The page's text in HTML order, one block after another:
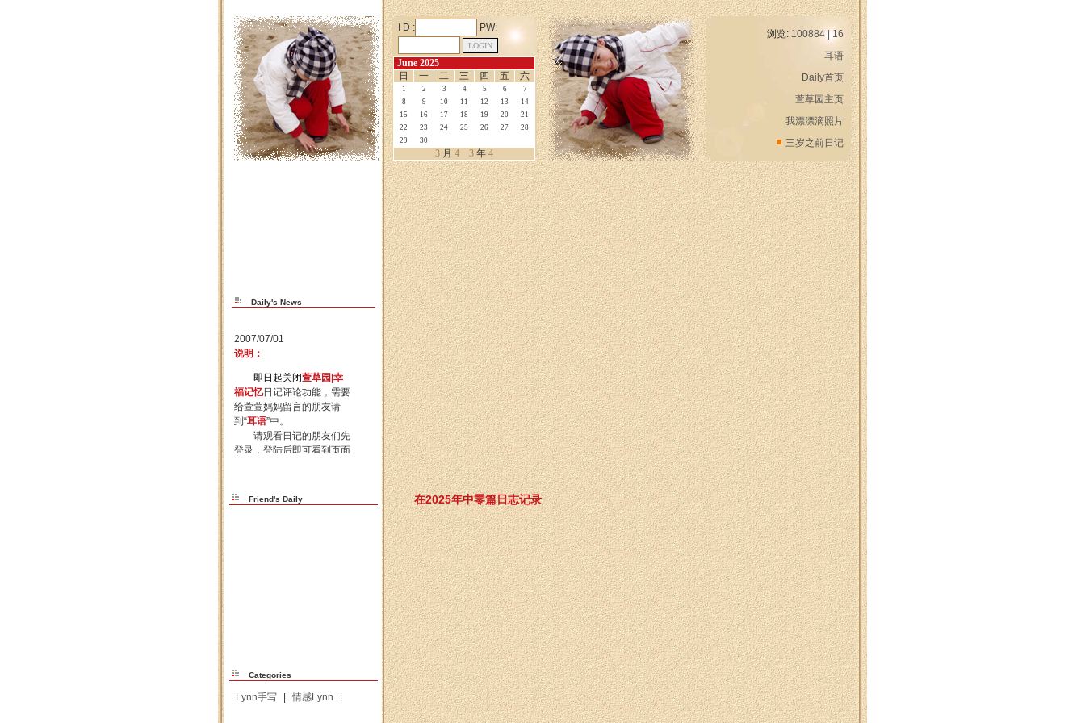
I D : PW:
June 2025
日
一 二 三 四 五 六
1 2 3 4 5 6
7
8
9 10 11 12 13
14
15
16 17 18 19 20
21
22
23 24 25 26 27
28
29
30
3 月 4 3 年 4
浏览: 100884 | 16
耳语
Daily首页
萱草园主页
我漂漂滴照片
三岁之前日记
Daily's News
Friend's Daily
Categories
Lynn手写 情感Lynn
在2025年中零篇日志记录